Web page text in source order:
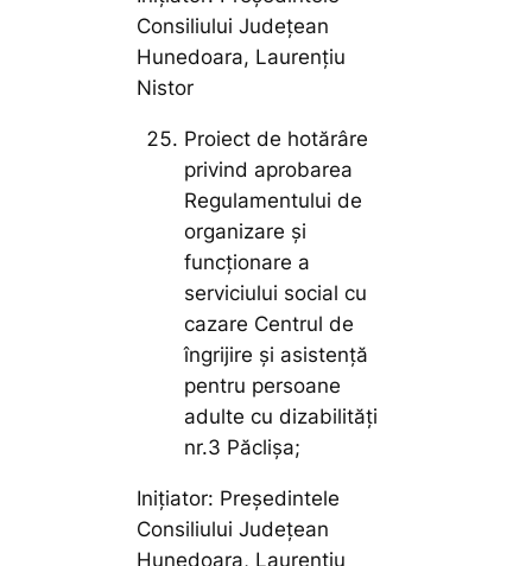
Consiliului Județean
Hunedoara, Laurențiu
Nistor
Proiect de hotărâre
privind aprobarea
Regulamentului de
organizare și
funcționare a
serviciului social cu
cazare Centrul de
îngrijire și asistență
pentru persoane
adulte cu dizabilități
nr.3 Păclișa;
Inițiator: Președintele
Consiliului Județean
Hunedoara, Laurențiu